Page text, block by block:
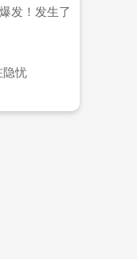
发！发生了
隐忧